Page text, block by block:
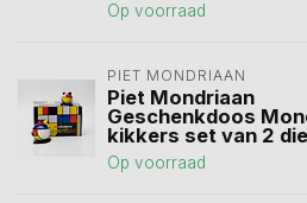
Op voorraad
PIET MONDRIAAN
Piet Mondriaan
Geschenkdoos
kikkers set van 2
Op voorraad